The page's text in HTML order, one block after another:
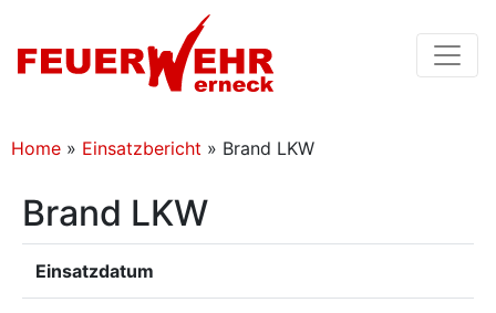
Home » Einsatzbericht » Brand LKW
Brand LKW
Einsatzdatum